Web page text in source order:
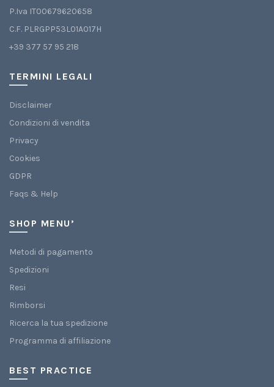
P.Iva IT00679620658
C.F. PLRGPP53L01A017H
+39 377 57 95 218
TERMINI LEGALI
Disclaimer
Condizioni di vendita
Privacy
Cookies
GDPR
Faqs & Help
SHOP MENU’
Metodi di pagamento
Spedizioni
Resi
Rimborsi
Ricerca la tua spedizione
Programma di affiliazione
BEST PRACTICE